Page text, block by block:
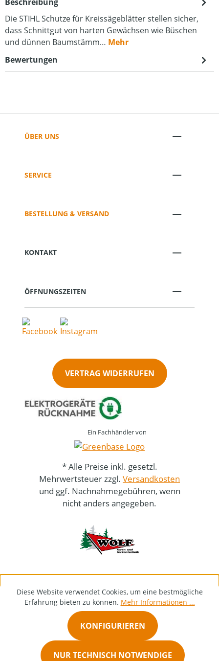
Die STIHL Schutze für Kreissägeblätter stellen sicher,
dass Schnittgut von harten Gewächsen wie Büschen
und dünnen Baumstämm… Mehr
Bewertungen
ÜBER UNS
SERVICE
BESTELLUNG & VERSAND
KONTAKT
ÖFFNUNGSZEITEN
VERTRAG WIDERRUFEN
Ein Fachhändler von
* Alle Preise inkl. gesetzl.
Mehrwertsteuer zzgl. Versandkosten
und ggf. Nachnahmegebühren, wenn
nicht anders angegeben.
Diese Website verwendet Cookies, um eine bestmögliche
Erfahrung bieten zu können. Mehr Informationen ...
NUR TECHNISCH NOTWENDIGE
KONFIGURIEREN